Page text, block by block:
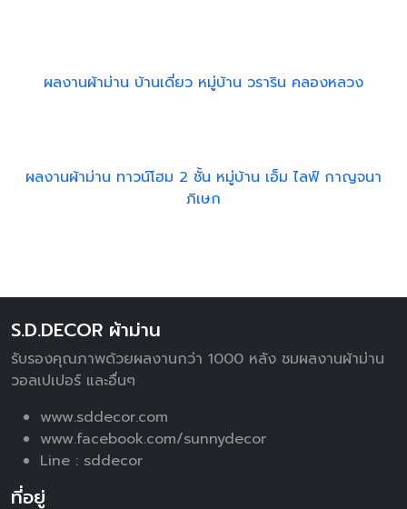
ผลงานผ้าม่าน บ้านเดี่ยว หมู่บ้าน วราริน คลองหลวง
ผลงานผ้าม่าน ทาวน์โฮม 2 ชั้น หมู่บ้าน เอ็ม ไลฟ์ กาญจนา
ภิเษก
S.D.DECOR ผ้าม่าน
รับรองคุณภาพด้วยผลงานกว่า 1000 หลัง ชมผลงานผ้าม่าน
วอลเปเปอร์ และอื่นๆ
www.sddecor.com
www.facebook.com/sunnydecor
Line : sddecor
ที่อยู่